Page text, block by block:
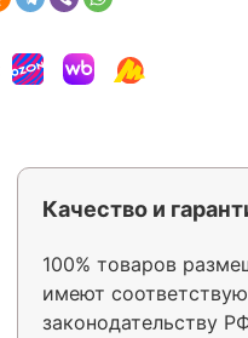
Качество и
100% товаров
имеют
законодательству